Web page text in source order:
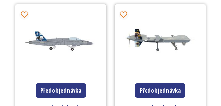
Předobjednávka Předobjednávka